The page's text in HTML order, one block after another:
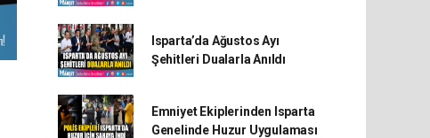
Isparta’da Ağustos Ayı
Şehitleri Dualarla Anıldı
Emniyet Ekiplerinden Isparta
Genelinde Huzur Uygulaması